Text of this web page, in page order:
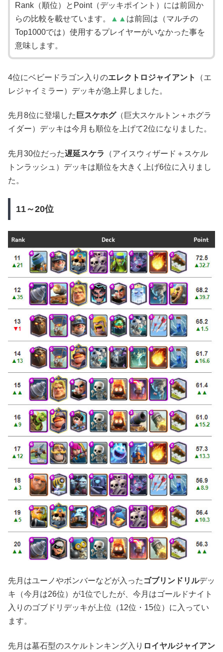
Rank（順位）とPoint（デッキポイント）には前回か
らの比較を載せています。
▲▲ は前回は（マルチの
Top1000では）使用するプレイヤーがいなかった事を
意味します。
4位にベビードラゴン入りのエレクトロジャイアント
（エ
レジャイミラー）デッキが急上昇しました。
先月8位に登場した 巨スケホグ（巨大スケルトン＋ホグラ
イダー）デッキは今月も順位を上げて2位になりました。
先月30位だった遅延スケラ
（アイスウィザード＋スケル
トンラッシュ）デッキは順位を大きく上げ6位に入りまし
た。
11～20位
先月はユーノやボンバーなどが入った ゴブリンドリルデッ
キ（今月は26位）が1位でしたが、今月はゴールドナイト
入りのゴブドリデッキが上位（12位・15位）に入ってい
ます。
先月は墓石型のスケルトンキング入り ロイヤルジャイアン